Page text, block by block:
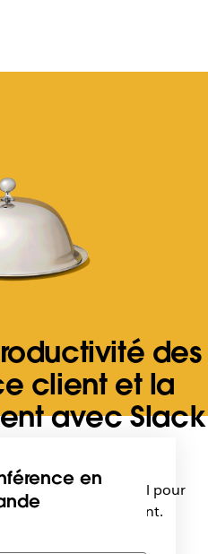
des
client et la
avec Slack
méthodes de travail pour
plus rapidement.
en